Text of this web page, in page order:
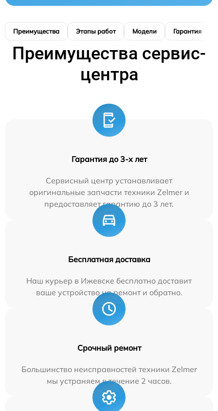
Преимущества Этапы работ Модели Гарантия
Преимущества сервис-
центра
Гарантия до 3-х лет
Сервисный центр устанавливает
оригинальные запчасти техники Zelmer и
предоставляет гарантию до 3 лет.
Бесплатная доставка
Наш курьер в Ижевске бесплатно доставит
ваше устройство на ремонт и обратно.
Срочный ремонт
Большинство неисправностей техники Zelmer
мы устраняем в течение 2 часов.